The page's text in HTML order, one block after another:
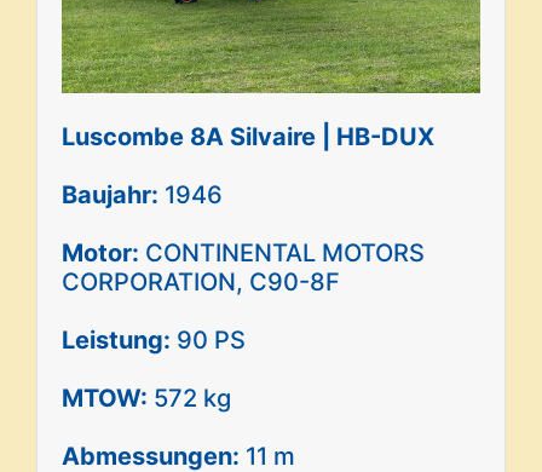
Luscombe 8A Silvaire | HB-DUX
Baujahr: 1946
Motor: CONTINENTAL MOTORS
CORPORATION, C90-8F
Leistung: 90 PS
MTOW: 572 kg
Abmessungen: 11 m